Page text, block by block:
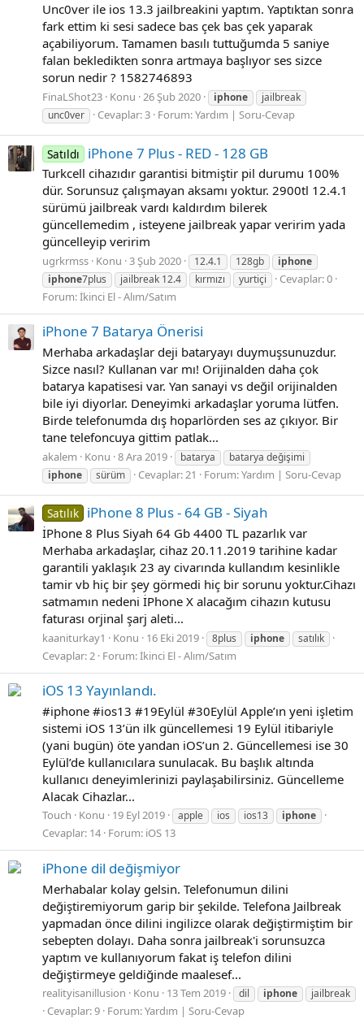
Unc0ver ile ios 13.3 jailbreakini yaptım. Yaptıktan sonra
fark ettim ki sesi sadece bas çek bas çek yaparak
açabiliyorum. Tamamen basılı tuttuğumda 5 saniye
falan bekledikten sonra artmaya başlıyor ses sizce
sorun nedir ? 1582746893
FinaLShot23 Konu 26 Şub 2020 iphone
jailbreak
unc0ver
Cevaplar: 3 Forum:Yardım | Soru-Cevap
Satıldı iPhone 7 Plus - RED - 128 GB
Turkcell cihazıdır garantisi bitmiştir pil durumu 100%
dür. Sorunsuz çalışmayan aksamı yoktur. 2900tl 12.4.1
sürümü jailbreak vardı kaldırdım bilerek
güncellemedim , isteyene jailbreak yapar veririm yada
güncelleyip veririm
ugrkrmss Konu 3 Şub 2020 12.4.1 128gb
iphone
iphone7plus jailbreak 12.4 kırmızı yurtiçi
Cevaplar: 0
Forum:İkinci El - Alım/Satım
iPhone 7 Batarya Önerisi
Merhaba arkadaşlar deji bataryayı duymuşsunuzdur.
Sizce nasıl? Kullanan var mı! Orijinalden daha çok
batarya kapatisesi var. Yan sanayi vs değil orijinalden
bile iyi diyorlar. Deneyimki arkadaşlar yoruma lütfen.
Birde telefonumda dış hoparlörden ses az çıkıyor. Bir
tane telefoncuya gittim patlak...
akalem Konu 8 Ara 2019 batarya
batarya değişimi
iphone
sürüm Cevaplar: 21 Forum:Yardım | Soru-Cevap
Satılık iPhone 8 Plus - 64 GB - Siyah
İPhone 8 Plus Siyah 64 Gb 4400 TL pazarlık var
Merhaba arkadaşlar, cihaz 20.11.2019 tarihine kadar
garantili yaklaşık 23 ay civarında kullandım kesinlikle
tamir vb hiç bir şey görmedi hiç bir sorunu yoktur.Cihazı
satmamın nedeni İPhone X alacağım cihazın kutusu
faturası orjinal şarj aleti...
kaaniturkay1 Konu 16 Eki 2019 8plus iphone satılık
Cevaplar: 2 Forum:İkinci El - Alım/Satım
iOS 13 Yayınlandı.
#iphone #ios13 #19Eylül #30Eylül Apple’ın yeni işletim
sistemi iOS 13’ün ilk güncellemesi 19 Eylül itibariyle
(yani bugün) öte yandan iOS’un 2. Güncellemesi ise 30
Eylül’de kullanıcılara sunulacak. Bu başlık altında
kullanıcı deneyimlerinizi paylaşabilirsiniz. Güncelleme
Alacak Cihazlar...
Touch Konu 19 Eyl 2019 apple ios ios13 iphone
Cevaplar: 14 Forum: iOS 13
iPhone dil değişmiyor
Merhabalar kolay gelsin. Telefonumun dilini
değiştiremiyorum garip bir şekilde. Telefona Jailbreak
yapmadan önce dilini ingilizce olarak değiştirmiştim bir
sebepten dolayı. Daha sonra jailbreak'i sorunsuzca
yaptım ve kullanıyorum fakat iş telefon dilini
değiştirmeye geldiğinde maalesef...
realityisanillusion Konu 13 Tem 2019 dil iphone jailbreak
Cevaplar: 9 Forum:Yardım | Soru-Cevap